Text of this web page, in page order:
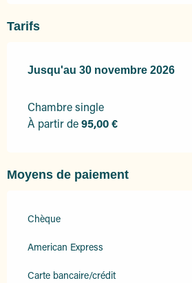
Tarifs
Du1 février 2026au30
Jusqu'au 30 novembre 2026
Chambre single
À partir de95,00 €
Moyens de paiement
Chèque
American Express
Carte bancaire/crédit